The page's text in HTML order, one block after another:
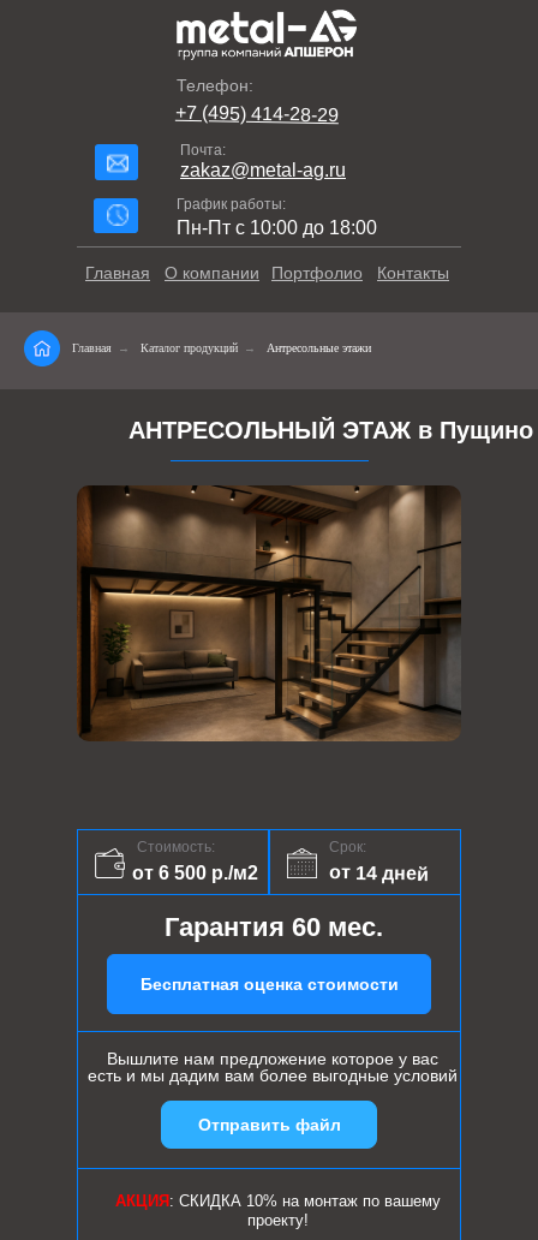
Телефон:
+7 (495) 414-28-29
Почта:
zakaz@metal-ag.ru
График работы:
Пн-Пт с 10:00 до 18:00
Контакты
Портфолио
О компании
Главная
Главная → Каталог продукций → Антресольные этажи
АНТРЕСОЛЬНЫЙ ЭТАЖ в Пущино
Срок:
от 14 дней
Стоимость:
от 6 500 р./м2
Гарантия 60 мес.
Бесплатная оценка стоимости
Вышлите нам предложение которое у вас
есть и мы дадим вам более выгодные условий
АКЦИЯ : СКИДКА 10% на монтаж по вашему
проекту!
Отправить файл